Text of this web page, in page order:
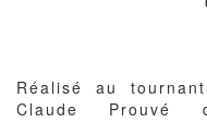
Corps
du
Réalisé au
Claude